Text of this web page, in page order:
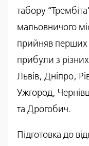
табору
мальовничого
прийняв перших
прибули з
Львів, Дніпро,
Ужгород,
та Дрогобич.
Підготовка до